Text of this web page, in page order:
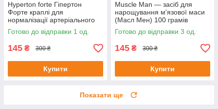
Hyperton forte Гіпертон
Форте краплі для
нормалізації артеріального
тиску 20 мл до 08/25
Готово до відправки 1 од.
145 ₴ 300 ₴
Купити
Muscle Man — засіб для
нарощування м'язової маси
(Масл Мен) 100 грамів
Готово до відправки 3 од.
145 ₴ 300 ₴
Купити
Показати ще